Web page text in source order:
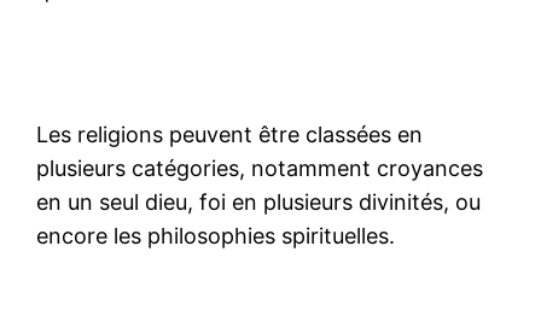
Les religions peuvent être classées en
plusieurs catégories, notamment croyances
en un seul dieu, foi en plusieurs divinités, ou
encore les philosophies spirituelles.